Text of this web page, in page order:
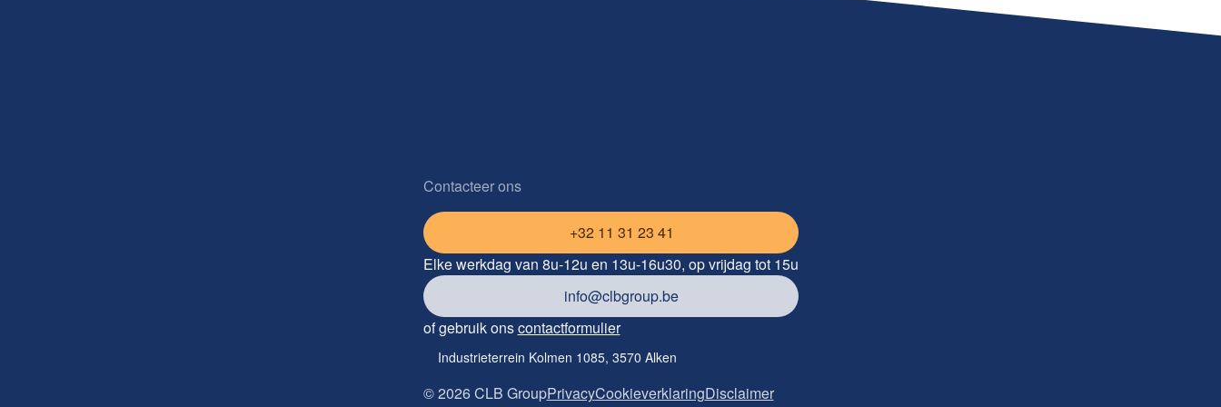
Contacteer ons
+32 11 31 23 41
Elke werkdag van 8u-12u en 13u-16u30, op vrijdag tot 15u
info@clbgroup.be
of gebruik onscontactformulier
Industrieterrein Kolmen 1085, 3570 Alken
©2026CLB GroupPrivacyCookieverklaringDisclaimer